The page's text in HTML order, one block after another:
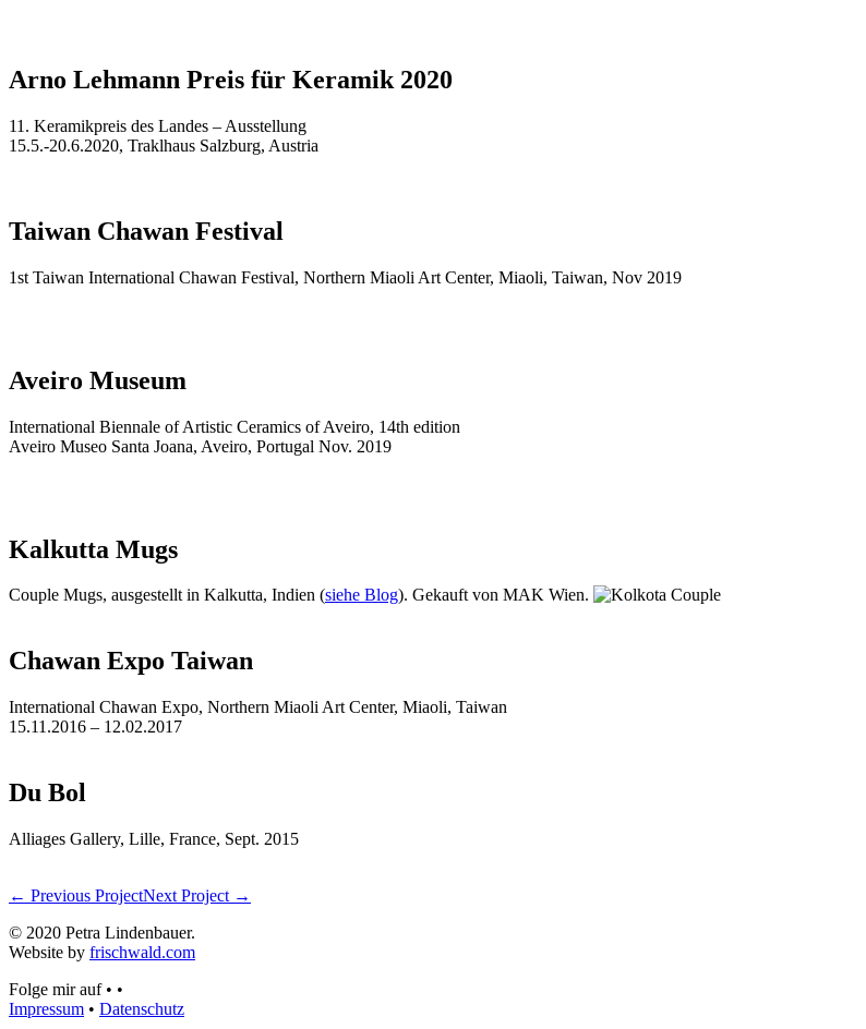
Arno Lehmann Preis für Keramik 2020
11. Keramikpreis des Landes – Ausstellung
15.5.-20.6.2020, Traklhaus Salzburg, Austria
Taiwan Chawan Festival
1st Taiwan International Chawan Festival, Northern Miaoli Art Center, Miaoli, Taiwan, Nov 2019
Aveiro Museum
International Biennale of Artistic Ceramics of Aveiro, 14th edition
Aveiro Museo Santa Joana, Aveiro, Portugal Nov. 2019
Kalkutta Mugs
Couple Mugs, ausgestellt in Kalkutta, Indien (siehe Blog). Gekauft von MAK Wien.
Chawan Expo Taiwan
International Chawan Expo, Northern Miaoli Art Center, Miaoli, Taiwan
15.11.2016 – 12.02.2017
Du Bol
Alliages Gallery, Lille, France, Sept. 2015
← Previous ProjectNext Project →
© 2020 Petra Lindenbauer.
Website by frischwald.com
Folge mir auf • •
Impressum • Datenschutz